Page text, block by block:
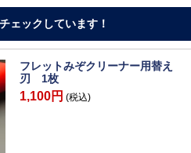
ェックしています！
フレットみぞクリーナー用替え
刃 1枚
1,100円 (税込)